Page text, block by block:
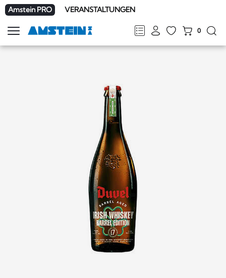
Amstein PRO VERANSTALTUNGEN
FRDEENIT
0
Navigation
zeigen